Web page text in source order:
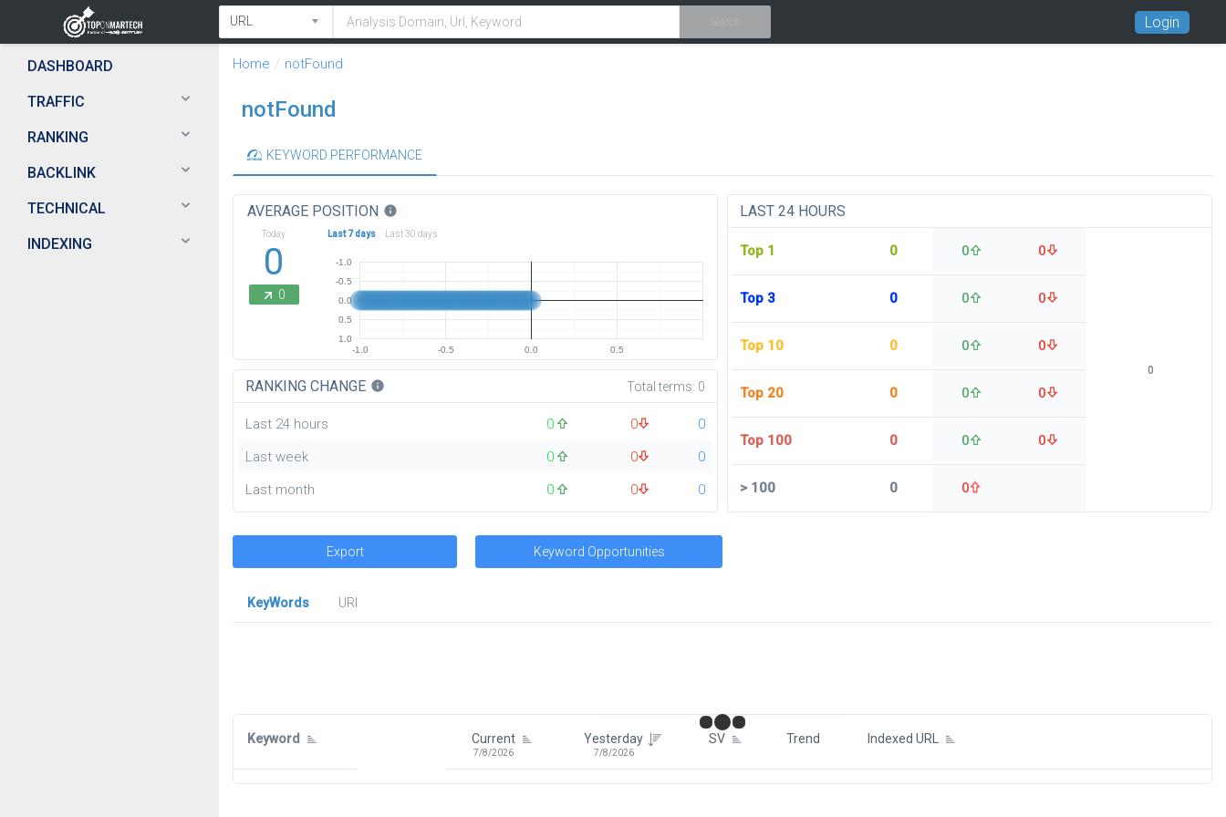
Login
DASHBOARD
TRAFFIC
RANKING
BACKLINK
TECHNICAL
INDEXING
Home notFound
notFound
KEYWORD PERFORMANCE
AVERAGE POSITION info
Today
0
0
Last 7 days Last 30 days
-1.0 -0.5 0.0 0.5
-1.0
-0.5
0.0
0.5
1.0
RANKING CHANGE info Total terms: 0
Last 24 hours 0 0
0
Last week
0 0
0
Last month
0 0 0
LAST 24 HOURS
Top 1 0 0 0
Top 3 0 0 0
Top 10 0 0 0
Top 20 0 0 0
Top 100 0 0 0
>100 0 0
0
Export Keyword Opportunities
KeyWords
URl
Keyword Current
7/8/2026
Yesterday
7/8/2026
SV Trend Indexed URL